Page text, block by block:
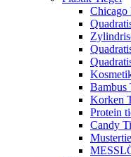
Chicago
Bambus
Korken
Protein
Candy